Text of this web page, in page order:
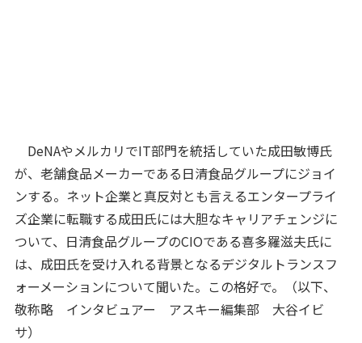
DeNAやメルカリでIT部門を統括していた成田敏博氏
が、老舗食品メーカーである日清食品グループにジョイ
ンする。ネット企業と真反対とも言えるエンタープライ
ズ企業に転職する成田氏には大胆なキャリアチェンジに
ついて、日清食品グループのCIOである喜多羅滋夫氏に
は、成田氏を受け入れる背景となるデジタルトランスフ
ォーメーションについて聞いた。この格好で。（以下、
敬称略 インタビュアー アスキー編集部 大谷イビ
サ）